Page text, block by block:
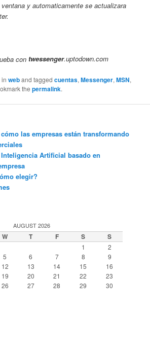
y automaticamente se actualizara
con twessenger.uptodown.com
inweband taggedcuentas,Messenger,MSN,
thepermalink.
las empresas están transformando
Artificial basado en
elegir?
AUGUST 2026
W T F S S
1
2
5 6 7 8
9
12 13 14 15
16
19 20 21 22
23
26 27 28 29
30